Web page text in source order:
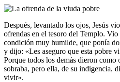
Después, levantado los ojos, Jesús
ofrendas en el tesoro del Templo.
condición muy humilde, que ponía
y dijo: «Les aseguro que esta pobre
Porque todos los demás dieron como
sobraba, pero ella, de su indigencia,
vivir».